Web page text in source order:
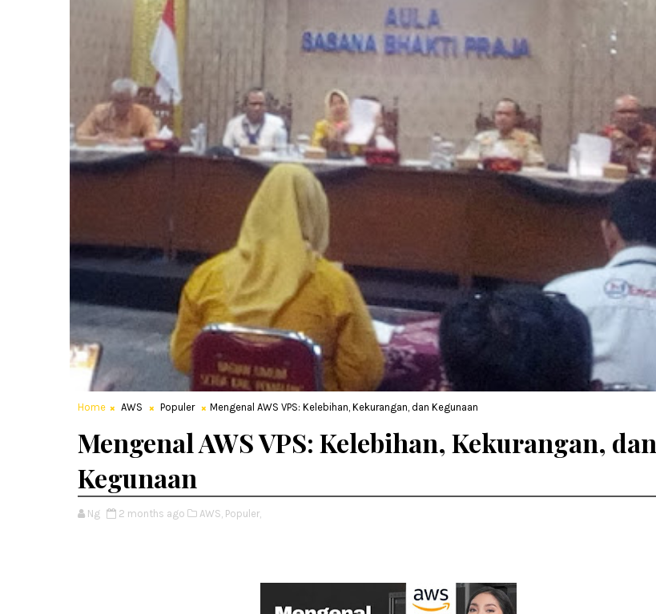
Home AWS Populer Mengenal AWS VPS: Kelebihan, Kekurangan, dan Kegunaan
Mengenal AWS VPS: Kelebihan, Kekurangan, dan
Kegunaan
Ng 2 months ago AWS, Populer,